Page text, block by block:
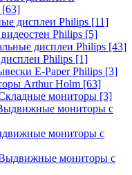
[63]
дисплеи Philips [11]
Philips [5]
дисплеи Philips [43]
Philips [1]
E-Paper Philips [3]
Arthur Holm [63]
мониторы [3]
мониторы с
мониторы с
мониторы с